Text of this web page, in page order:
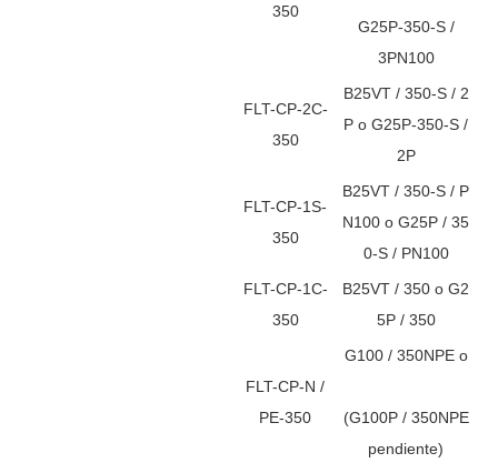
350
G25P-350-S /
3PN100
FLT-CP-2C-
350
B25VT / 350-S / 2
P o G25P-350-S /
2P
FLT-CP-1S-
350
B25VT / 350-S / P
N100 o G25P / 35
0-S / PN100
FLT-CP-1C-
350
B25VT / 350 o G2
5P / 350
FLT-CP-N /
PE-350
G100 / 350NPE o
(G100P / 350NPE
pendiente)